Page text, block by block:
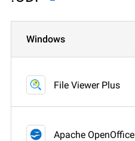
Windows
File Viewer Plus
Apache OpenOffice